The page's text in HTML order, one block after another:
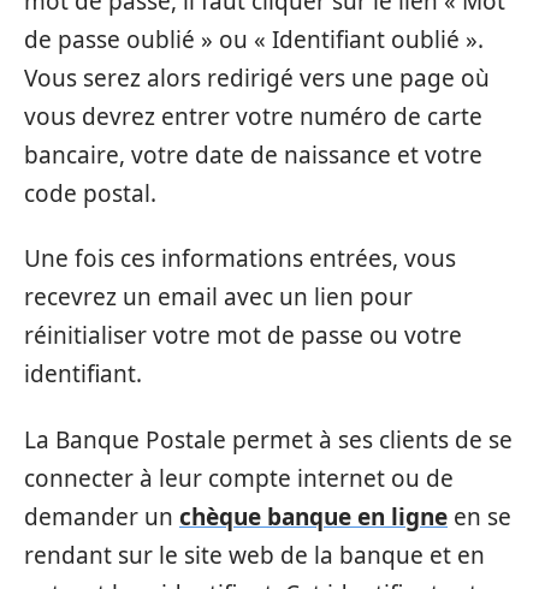
de passe oublié » ou « Identifiant oublié ».
Vous serez alors redirigé vers une page où
vous devrez entrer votre numéro de carte
bancaire, votre date de naissance et votre
code postal.
Une fois ces informations entrées, vous
recevrez un email avec un lien pour
réinitialiser votre mot de passe ou votre
identifiant.
La Banque Postale permet à ses clients de se
connecter à leur compte internet ou de
demander un chèque banque en ligne en se
rendant sur le site web de la banque et en